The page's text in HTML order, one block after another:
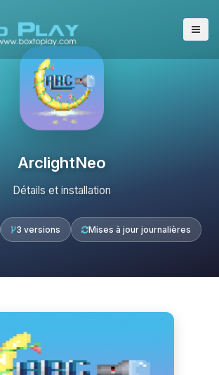
ArclightNeo
Détails et installation
3 versions Mises à jour journalières